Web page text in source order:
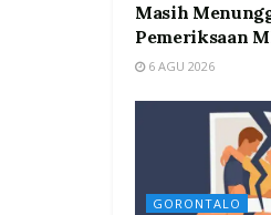
Masih
Pemeriksaan
6 AGU 2026
GORONTALO